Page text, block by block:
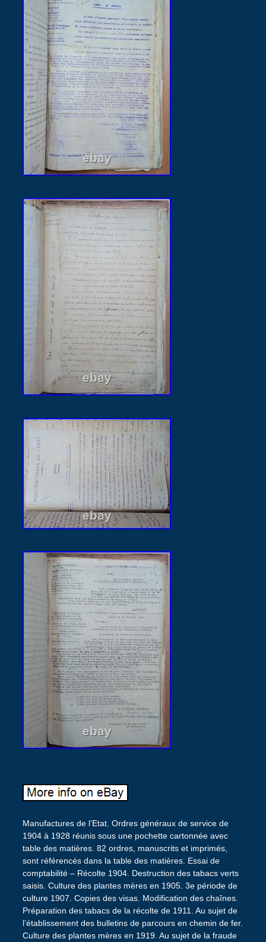
Manufactures de l’Etat. Ordres généraux de service de
1904 à 1928 réunis sous une pochette cartonnée avec
table des matières. 82 ordres, manuscrits et imprimés,
sont référencés dans la table des matières. Essai de
comptabilité – Récolte 1904. Destruction des tabacs verts
saisis. Culture des plantes mères en 1905. 3e période de
culture 1907. Copies des visas. Modification des chaînes.
Préparation des tabacs de la récolte de 1911. Au sujet de
l’établissement des bulletins de parcours en chemin de fer.
Culture des plantes mères en 1919. Au sujet de la fraude